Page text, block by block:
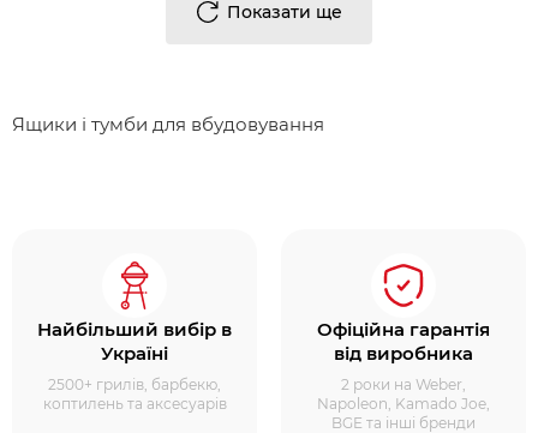
Показати ще
Ящики і тумби для вбудовування
Найбільший вибір в
Україні
2500+ грилів, барбекю,
коптилень та аксесуарів
Офіційна гарантія
від виробника
2 роки на Weber,
Napoleon, Kamado Joe,
BGE та інші бренди